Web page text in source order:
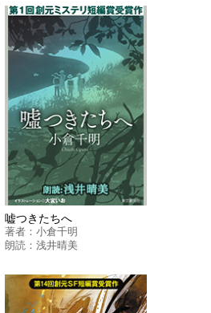
嘘つきたちへ
著者：小倉千明
朗読：浅井晴美